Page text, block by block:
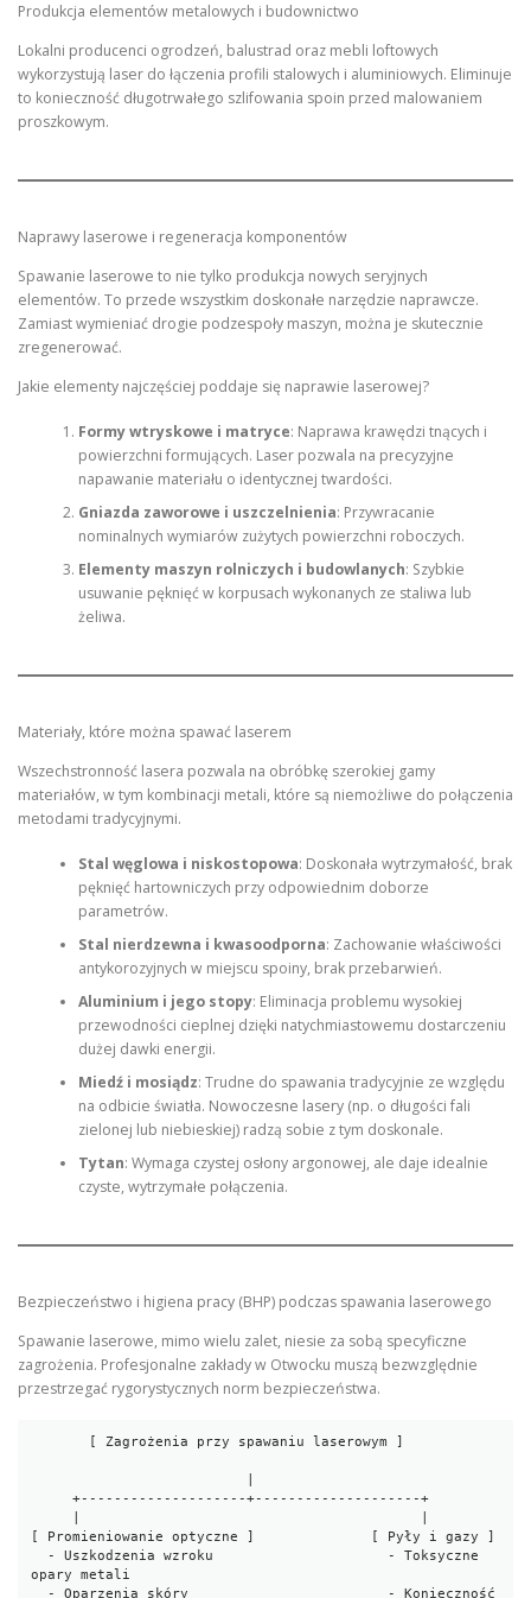
Produkcja elementów metalowych i budownictwo
Lokalni producenci ogrodzeń, balustrad oraz mebli loftowych
wykorzystują laser do łączenia profili stalowych i aluminiowych. Eliminuje
to konieczność długotrwałego szlifowania spoin przed malowaniem
proszkowym.
Naprawy laserowe i regeneracja komponentów
Spawanie laserowe to nie tylko produkcja nowych seryjnych
elementów. To przede wszystkim doskonałe narzędzie naprawcze.
Zamiast wymieniać drogie podzespoły maszyn, można je skutecznie
zregenerować.
Jakie elementy najczęściej poddaje się naprawie laserowej?
Formy wtryskowe i matryce: Naprawa krawędzi tnących i
powierzchni formujących. Laser pozwala na precyzyjne
napawanie materiału o identycznej twardości.
Gniazda zaworowe i uszczelnienia: Przywracanie
nominalnych wymiarów zużytych powierzchni roboczych.
Elementy maszyn rolniczych i budowlanych: Szybkie
usuwanie pęknięć w korpusach wykonanych ze staliwa lub
żeliwa.
Materiały, które można spawać laserem
Wszechstronność lasera pozwala na obróbkę szerokiej gamy
materiałów, w tym kombinacji metali, które są niemożliwe do połączenia
metodami tradycyjnymi.
Stal węglowa i niskostopowa: Doskonała wytrzymałość, brak
pęknięć hartowniczych przy odpowiednim doborze
parametrów.
Stal nierdzewna i kwasoodporna: Zachowanie właściwości
antykorozyjnych w miejscu spoiny, brak przebarwień.
Aluminium i jego stopy: Eliminacja problemu wysokiej
przewodności cieplnej dzięki natychmiastowemu dostarczeniu
dużej dawki energii.
Miedź i mosiądz: Trudne do spawania tradycyjnie ze względu
na odbicie światła. Nowoczesne lasery (np. o długości fali
zielonej lub niebieskiej) radzą sobie z tym doskonale.
Tytan: Wymaga czystej osłony argonowej, ale daje idealnie
czyste, wytrzymałe połączenia.
Bezpieczeństwo i higiena pracy (BHP) podczas spawania laserowego
Spawanie laserowe, mimo wielu zalet, niesie za sobą specyficzne
zagrożenia. Profesjonalne zakłady w Otwocku muszą bezwzględnie
przestrzegać rygorystycznych norm bezpieczeństwa.
     +--------------------+--------------------+
[ Promieniowanie optyczne ]              [ Pyły i gazy ]
opary metali